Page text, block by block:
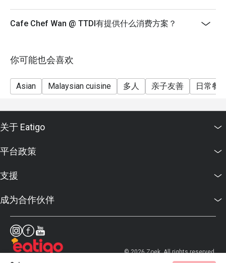
Cafe Chef Wan @ TTDI有提供什么消费方案？
你可能也会喜欢
Asian Malaysian cuisine 多人 亲子友善 日常餐
关于 Eatigo
平台政策
支援
成为合作伙伴
© 2026 Zoek. All rights reserved.